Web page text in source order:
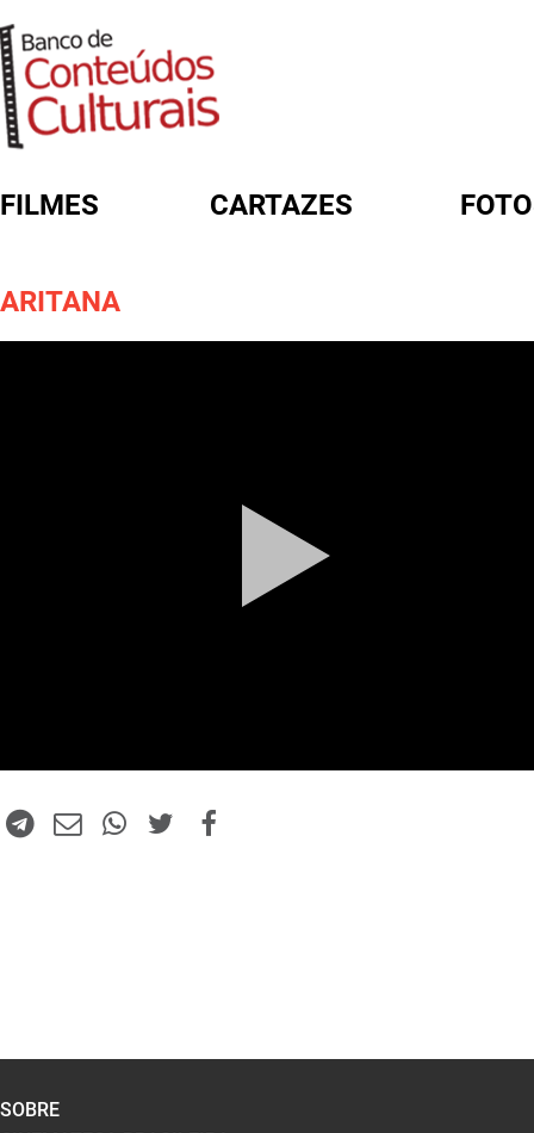
FILMES CARTAZES
ARITANA
SOBRE